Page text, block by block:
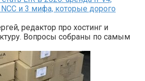
и 3 мифа, которые дорого
редактор про хостинг и
Вопросы собраны по самым